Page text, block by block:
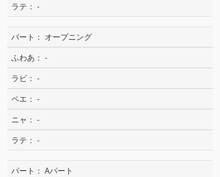
-
オープニング
-
-
-
-
-
Aパート